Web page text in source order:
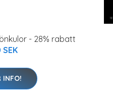
- 28% rabatt
SEK
INFO!